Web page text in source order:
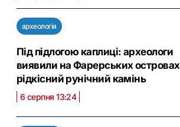
археологія
Під підлогою каплиці: археологи
виявили на Фарерських островах
рідкісний рунічний камінь
6 серпня 13:24